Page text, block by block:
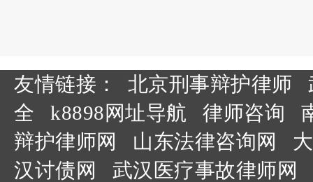
友情链接： 北京刑事辩护律师
全
k8898网址导航 律师咨询
辩护律师网
山东法律咨询网
汉讨债网
武汉医疗事故律师网